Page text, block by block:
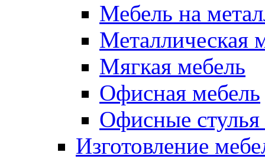
Мебель на
Металлическая
Мягкая мебель
Офисная мебель
Офисные стулья
Изготовление